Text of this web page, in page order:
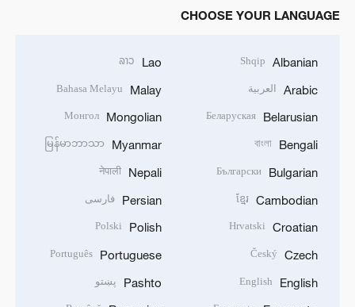
CHOOSE YOUR LANGUAGE
Albanian
Shqip
Arabic العربية
Belarusian
Беларуская
Bengali
বাংলা
Bulgarian
Български
Cambodian
ខ្មែរ
Croatian
Hrvatski
Czech
Český
English
English
Lao
ລາວ
Malay
Bahasa Melayu
Mongolian
Монгол
Myanmar
မြန်မာဘာသာ
Nepali
नेपाली
Persian فارسی
Polish
Polski
Portuguese
Português
Pashto پښتو